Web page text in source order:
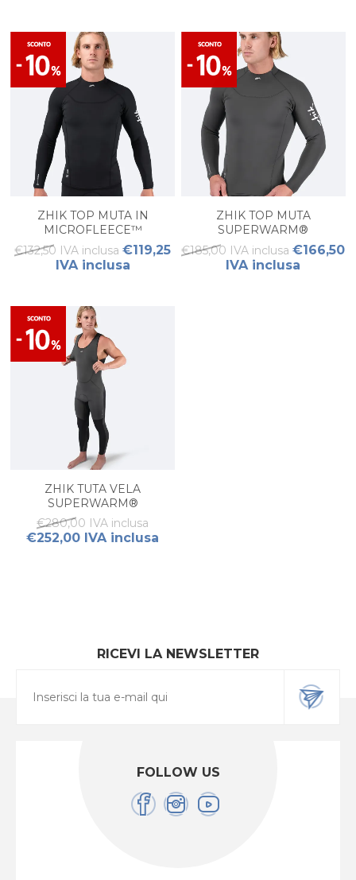
ZHIK TOP MUTA IN
MICROFLEECE™
PERFORMANCE UOMO
€132,50 IVA inclusa €119,25
IVA inclusa
ZHIK TOP MUTA
SUPERWARM®
PERFORMANCE UOMO
€185,00 IVA inclusa €166,50
IVA inclusa
ZHIK TUTA VELA
SUPERWARM®
PERFORMANCE UOMO
€280,00 IVA inclusa
€252,00 IVA inclusa
RICEVI LA NEWSLETTER
FOLLOW US